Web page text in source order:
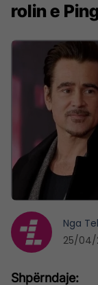
rolin e
Nga
25/04/